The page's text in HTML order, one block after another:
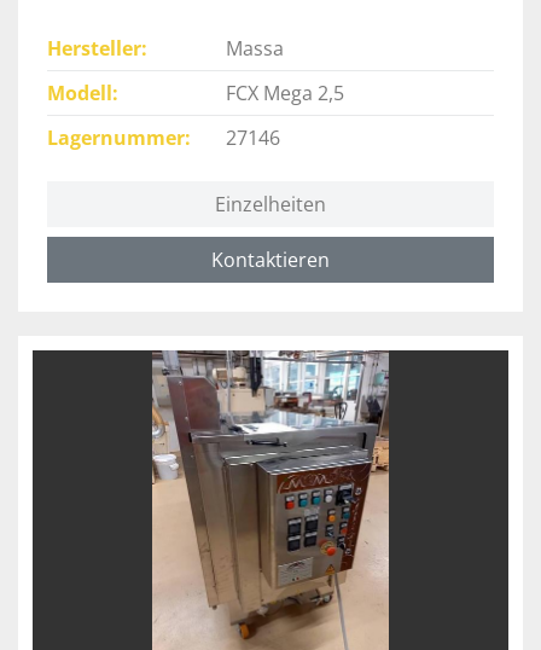
Hersteller
Massa
Modell
FCX Mega 2,5
Lagernummer
27146
Einzelheiten
Kontaktieren